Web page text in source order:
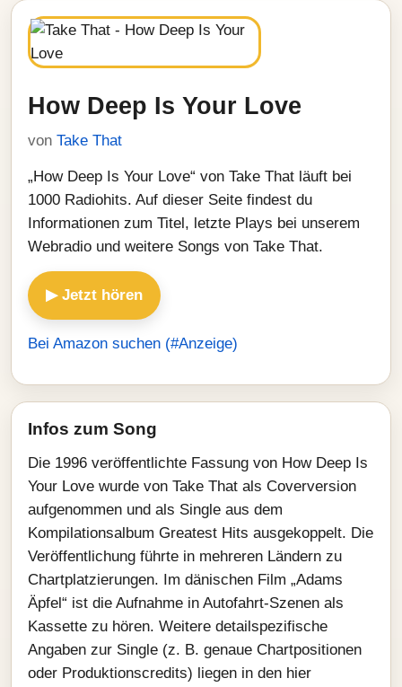
How Deep Is Your Love
von Take That
„How Deep Is Your Love“ von Take That läuft bei
1000 Radiohits. Auf dieser Seite findest du
Informationen zum Titel, letzte Plays bei unserem
Webradio und weitere Songs von Take That.
▶ Jetzt hören
Bei Amazon suchen (#Anzeige)
Infos zum Song
Die 1996 veröffentlichte Fassung von How Deep Is
Your Love wurde von Take That als Coverversion
aufgenommen und als Single aus dem
Kompilationsalbum Greatest Hits ausgekoppelt. Die
Veröffentlichung führte in mehreren Ländern zu
Chartplatzierungen. Im dänischen Film „Adams
Äpfel“ ist die Aufnahme in Autofahrt-Szenen als
Kassette zu hören. Weitere detailspezifische
Angaben zur Single (z. B. genaue Chartpositionen
oder Produktionscredits) liegen in den hier